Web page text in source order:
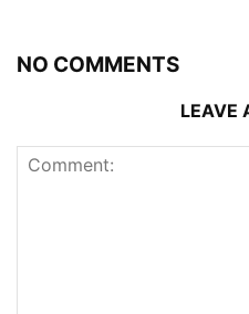
NO COMMENTS
LEAVE